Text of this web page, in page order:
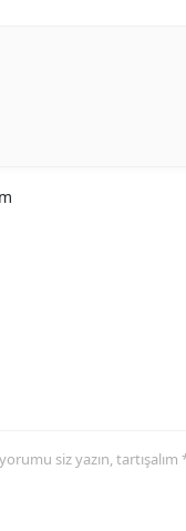
siz yazın, tartışalım